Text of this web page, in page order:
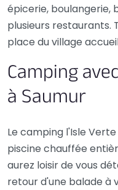
épicerie, boulangerie,
plusieurs restaurants.
place du village
Camping
à Saumur
Le camping l'Isle
piscine chauffée
aurez loisir de vous
retour d'une balade à